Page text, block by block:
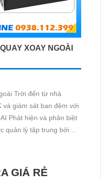
XOAY NGOÀI
Trời đến từ nhà
và giám sát ban đêm với
Phát hiện và phân biệt
quản lý tập trung bởi
GIÁ RẺ